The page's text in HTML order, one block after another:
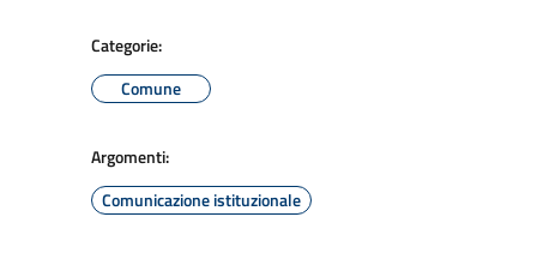
Categorie:
Comune
Argomenti:
Comunicazione istituzionale